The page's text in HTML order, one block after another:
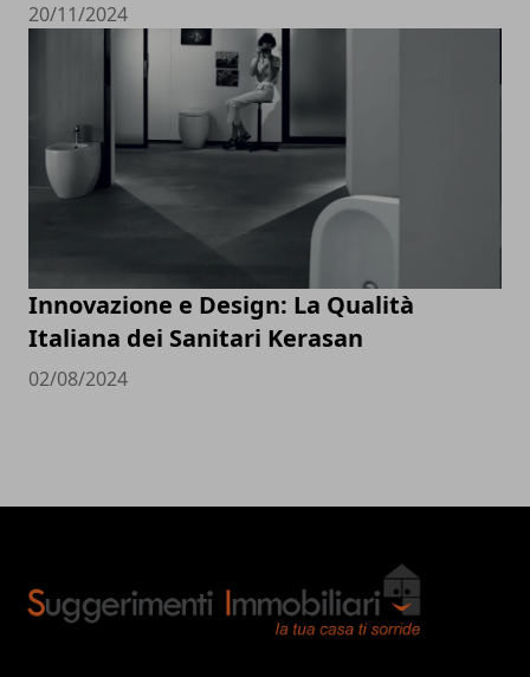
20/11/2024
Innovazione e Design: La Qualità
Italiana dei Sanitari Kerasan
02/08/2024